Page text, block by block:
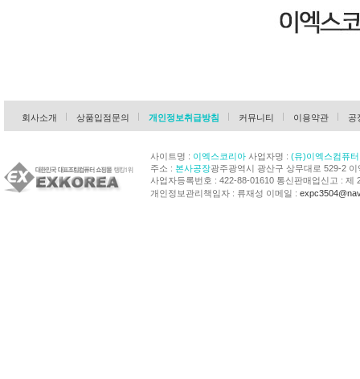
회사소개 상품입점문의 개인정보취급방침 커뮤니티 이용약관 공
사이트명 : 이엑스코리아사업자명 : (유)이엑스컴퓨터
주소 : 본사공장광주광역시 광산구 상무대로 529-2 이
사업자등록번호 : 422-88-01610 통신판매업신고 : 제
개인정보관리책임자 : 류재성 이메일 :